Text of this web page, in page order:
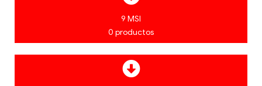
9 MSI
0 productos